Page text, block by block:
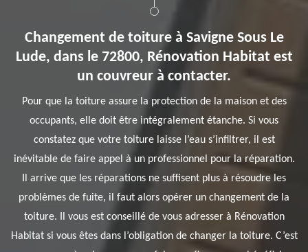
Changement de toiture à Savigne Sous Le
Lude, dans le 72800, Rénovation Habitat est
un couvreur à contacter.
Pour que la toiture assure la protection de la maison et des
occupants, elle doit être intégralement étanche. Si vous
constatez que votre toiture laisse l’eau s’infiltrer, il est
inévitable de faire appel à un professionnel pour la réparation.
Il arrive que les réparations ne suffisent plus à résoudre les
problèmes de fuite, il faut alors opérer un changement de la
toiture. Il vous est conseillé de vous adresser à Rénovation
Habitat si vous êtes dans l’obligation de changer la toiture. C’est